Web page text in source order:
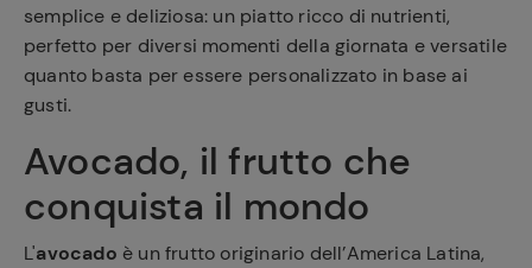
semplice e deliziosa: un piatto ricco di nutrienti,
perfetto per diversi momenti della giornata e versatile
quanto basta per essere personalizzato in base ai
gusti.
Avocado, il frutto che
conquista il mondo
L'avocado è un frutto originario dell’America Latina,